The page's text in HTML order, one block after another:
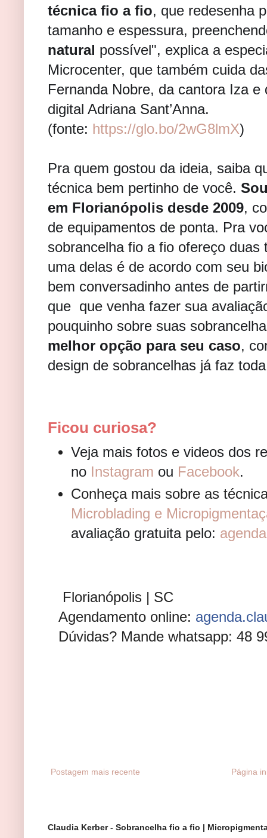
técnica fio a fio, que redesenha
tamanho e espessura,
natural possível", explica a
Microcenter, que também cuida
Fernanda Nobre, da cantora Iza
digital Adriana Sant’Anna.
(fonte: https://glo.bo/2wG8lmX)
Pra quem gostou da ideia, saiba
técnica bem pertinho de você.
em Florianópolis desde 2009,
de equipamentos de ponta. Pra
sobrancelha fio a fio ofereço
uma delas é de acordo com seu
bem conversadinho antes de
que que venha fazer sua
pouquinho sobre suas
melhor opção para seu caso,
design de sobrancelhas já faz
Ficou curiosa?
Veja mais fotos e videos dos
no Instagram ou Facebook.
Conheça mais sobre as
Microblading e
avaliação gratuita pelo:
Florianópolis | SC⠀⠀⠀⠀⠀
Agendamento online:
Dúvidas? Mande whatsapp: 48
Postagem mais recente Página
Claudia Kerber - Sobrancelha fio a fio |